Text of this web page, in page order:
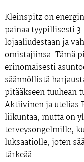
Kleinspitz on
painaa tyypillisesti
lojaaliudestaan ja
omistajiinsa. Tämä
erinomaisesti
säännöllistä
pitääkseen tuuhean
Aktiivinen ja utelias
liikuntaa, mutta on
terveysongelmille,
luksaatiolle, joten
tärkeää.